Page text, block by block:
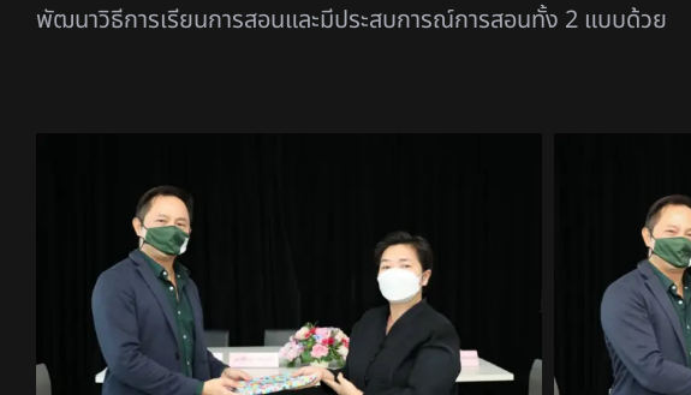
พัฒนาวิธีการเรียนการสอนและมีประสบการณ์การสอนทั้ง 2 แบบด้วย